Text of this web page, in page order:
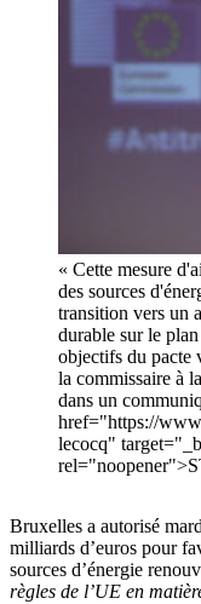
« Cette mesure
des sources
transition vers un
durable sur le
objectifs du pacte
la commissaire à
dans un
href="https://
lecocq"
Bruxelles a autorisé
milliards d’euros pour
sources d’énergie
règles de l’UE en